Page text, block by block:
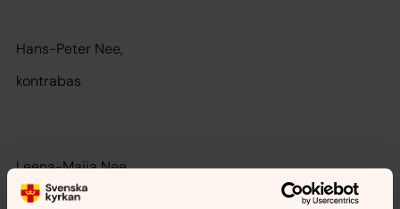
Hans-Peter Nee,
kontrabas
Leena-Maija Nee,
körledare och piano